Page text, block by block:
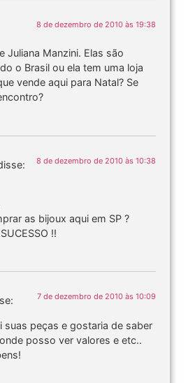
8 de dezembro de 2010 às 19:38
Juliana Manzini. Elas são
o Brasil ou ela tem uma loja
vende aqui para Natal? Se
8 de dezembro de 2010 às 10:38
as bijoux aqui em SP ?
!!
7 de dezembro de 2010 às 10:09
suas peças e gostaria de saber
posso ver valores e etc..